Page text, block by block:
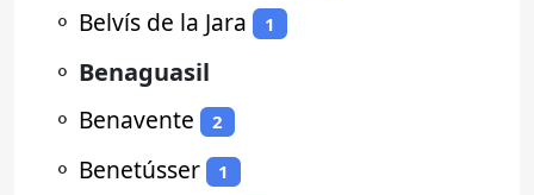
⚬ Belvís de la Jara 1
⚬ Benaguasil
⚬ Benavente 2
⚬ Benetússer 1